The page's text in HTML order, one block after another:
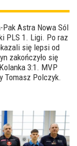
Pak Astra Nowa Sól
PLS 1. Ligi. Po raz
się lepsi od
zakończyło się
3:1. MVP
Tomasz Polczyk.